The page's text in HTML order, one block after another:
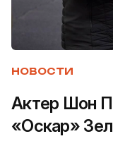
НОВОСТИ
Актер Шон
«Оскар»